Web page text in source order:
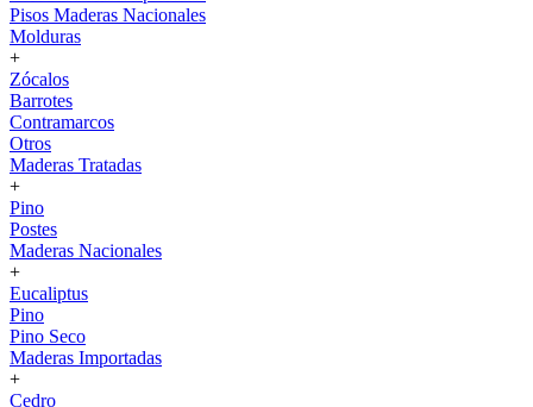
Pisos Maderas Nacionales
Molduras
+
Zócalos
Barrotes
Contramarcos
Otros
Maderas Tratadas
+
Pino
Postes
Maderas Nacionales
+
Eucaliptus
Pino
Pino Seco
Maderas Importadas
+
Cedro